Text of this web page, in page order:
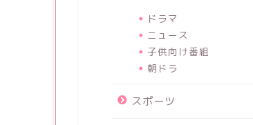
ドラマ
ニュース
子供向け番組
朝ドラ
スポーツ